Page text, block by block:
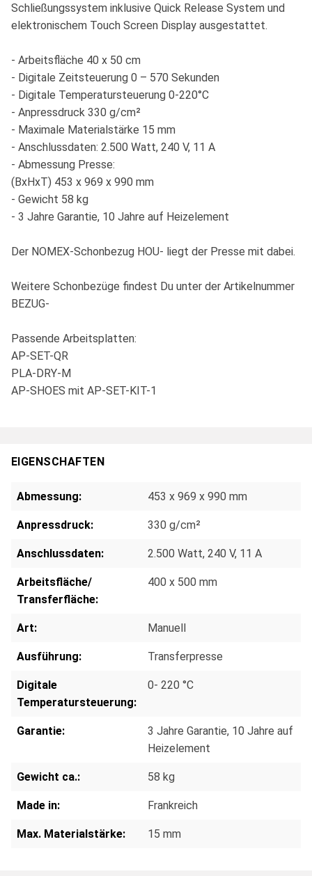
Schließungssystem inklusive Quick Release System und
elektronischem Touch Screen Display ausgestattet.
- Arbeitsfläche 40 x 50 cm
- Digitale Zeitsteuerung 0 – 570 Sekunden
- Digitale Temperatursteuerung 0-220°C
- Anpressdruck 330 g/cm²
- Maximale Materialstärke 15 mm
- Anschlussdaten: 2.500 Watt, 240 V, 11 A
- Abmessung Presse:
(BxHxT) 453 x 969 x 990 mm
- Gewicht 58 kg
- 3 Jahre Garantie, 10 Jahre auf Heizelement
Der NOMEX-Schonbezug HOU- liegt der Presse mit dabei.
Weitere Schonbezüge findest Du unter der Artikelnummer
BEZUG-
Passende Arbeitsplatten:
AP-SET-QR
PLA-DRY-M
AP-SHOES mit AP-SET-KIT-1
EIGENSCHAFTEN
Abmessung: 453 x 969 x 990 mm
Anpressdruck: 330 g/cm²
Anschlussdaten: 2.500 Watt, 240 V, 11 A
Arbeitsfläche/
Transferfläche:
400 x 500 mm
Art: Manuell
Ausführung: Transferpresse
Digitale
Temperatursteuerung:
0- 220 °C
Garantie:
3 Jahre Garantie, 10 Jahre auf
Heizelement
Gewicht ca.: 58 kg
Made in: Frankreich
Max. Materialstärke: 15 mm